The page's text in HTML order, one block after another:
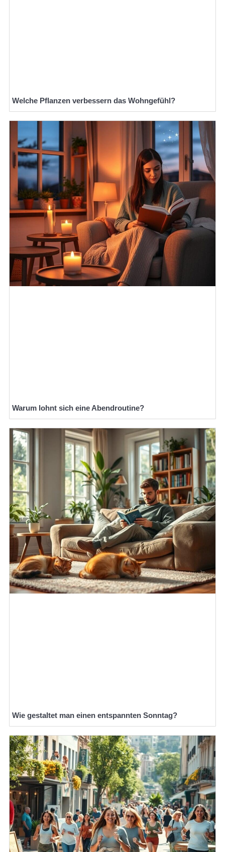
Welche Pflanzen verbessern das Wohngefühl?
Warum lohnt sich eine Abendroutine?
Wie gestaltet man einen entspannten Sonntag?